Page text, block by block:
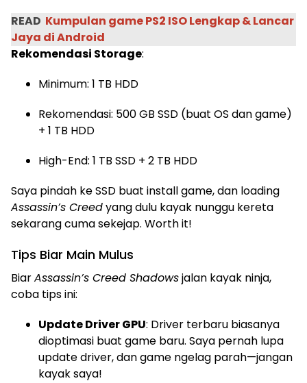
READ Kumpulan game PS2 ISO Lengkap & Lancar
Jaya di Android
Rekomendasi Storage:
Minimum: 1 TB HDD
Rekomendasi: 500 GB SSD (buat OS dan game)
+ 1 TB HDD
High-End: 1 TB SSD + 2 TB HDD
Saya pindah ke SSD buat install game, dan loading
Assassin’s Creedyang dulu kayak nunggu kereta
sekarang cuma sekejap. Worth it!
Tips Biar Main Mulus
BiarAssassin’s Creed Shadowsjalan kayak ninja,
coba tips ini:
Update Driver GPU: Driver terbaru biasanya
dioptimasi buat game baru. Saya pernah lupa
update driver, dan game ngelag parah—jangan
kayak saya!